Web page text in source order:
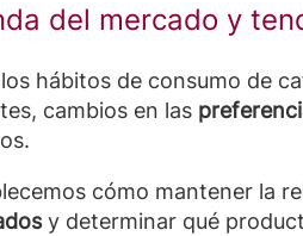
del mercado y
hábitos de consumo de
cambios en las
cómo mantener la
y determinar qué